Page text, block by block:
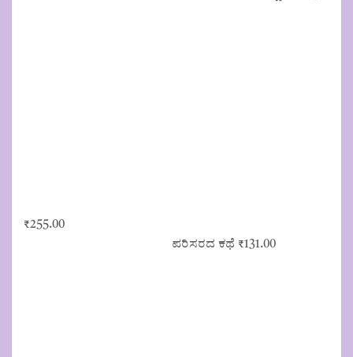
₹255.00
ಪರಿಸರದ ಕಥೆ ₹131.00